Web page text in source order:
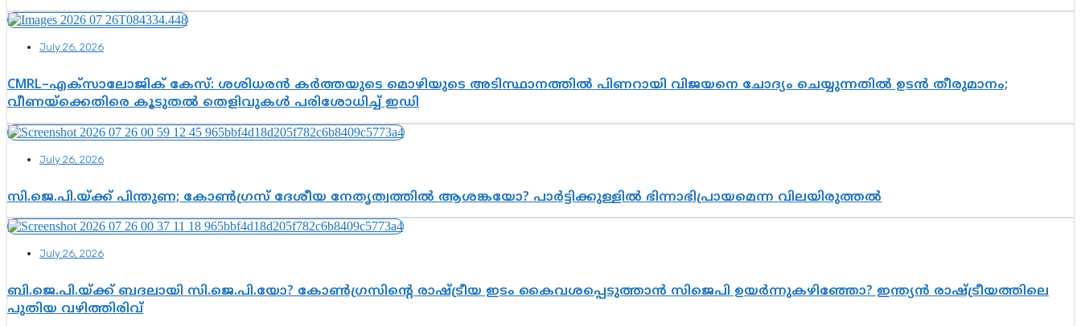
July 26, 2026
CMRL–എക്‌സാലോജിക് കേസ്: ശശിധരൻ കർത്തയുടെ മൊഴിയുടെ അടിസ്ഥാനത്തിൽ പിണറായി വിജയനെ ചോദ്യം ചെയ്യുന്നതിൽ ഉടൻ തീരുമാനം;
വീണയ്‌ക്കെതിരെ കൂടുതൽ തെളിവുകൾ പരിശോധിച്ച് ഇഡി
July 26, 2026
സി.ജെ.പി.യ്ക്ക് പിന്തുണ; കോൺഗ്രസ് ദേശീയ നേതൃത്വത്തിൽ ആശങ്കയോ? പാർട്ടിക്കുള്ളിൽ ഭിന്നാഭിപ്രായമെന്ന വിലയിരുത്തൽ
July 26, 2026
ബി.ജെ.പി.യ്ക്ക് ബദലായി സി.ജെ.പി.യോ? കോൺഗ്രസിന്റെ രാഷ്ട്രീയ ഇടം കൈവശപ്പെടുത്താൻ സിജെപി ഉയർന്നുകഴിഞ്ഞോ? ഇന്ത്യൻ രാഷ്ട്രീയത്തിലെ
പുതിയ വഴിത്തിരിവ്